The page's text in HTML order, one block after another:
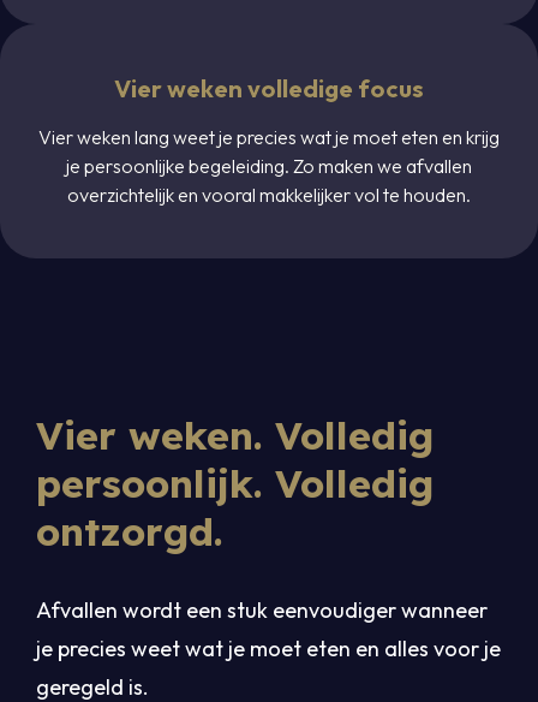
Vier weken volledige focus
Vier weken lang weet je precies wat je moet eten en krijg
je persoonlijke begeleiding. Zo maken we afvallen
overzichtelijk en vooral makkelijker vol te houden.
Vier weken. Volledig
persoonlijk. Volledig
ontzorgd.
Afvallen wordt een stuk eenvoudiger wanneer
je precies weet wat je moet eten en alles voor je
geregeld is.